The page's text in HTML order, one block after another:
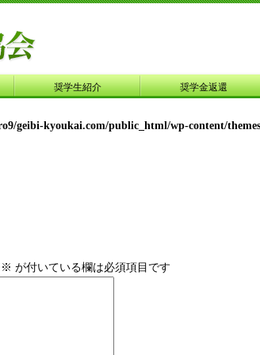
奨学生紹介 奨学金返還
geibi-kyoukai.com/public_html/wp-content/
※ が付いている欄は必須項目です